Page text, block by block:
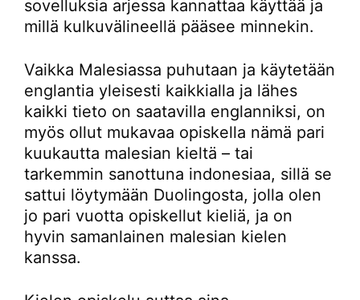
sovelluksia arjessa kannattaa käyttää ja
millä kulkuvälineellä pääsee minnekin.
Vaikka Malesiassa puhutaan ja käytetään
englantia yleisesti kaikkialla ja lähes
kaikki tieto on saatavilla englanniksi, on
myös ollut mukavaa opiskella nämä pari
kuukautta malesian kieltä – tai
tarkemmin sanottuna indonesiaa, sillä se
sattui löytymään Duolingosta, jolla olen
jo pari vuotta opiskellut kieliä, ja on
hyvin samanlainen malesian kielen
kanssa.